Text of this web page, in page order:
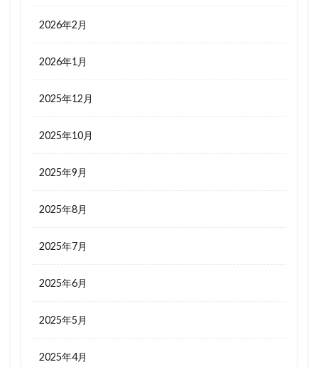
2026年2月
2026年1月
2025年12月
2025年10月
2025年9月
2025年8月
2025年7月
2025年6月
2025年5月
2025年4月